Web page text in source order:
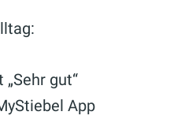
gut“
App